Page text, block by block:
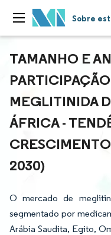
Sobre
TAMANHO E
MEGLITINIDA
ÁFRICA -
2030)
O mercado de
segmentado por
Arábia Saudita, Egito,